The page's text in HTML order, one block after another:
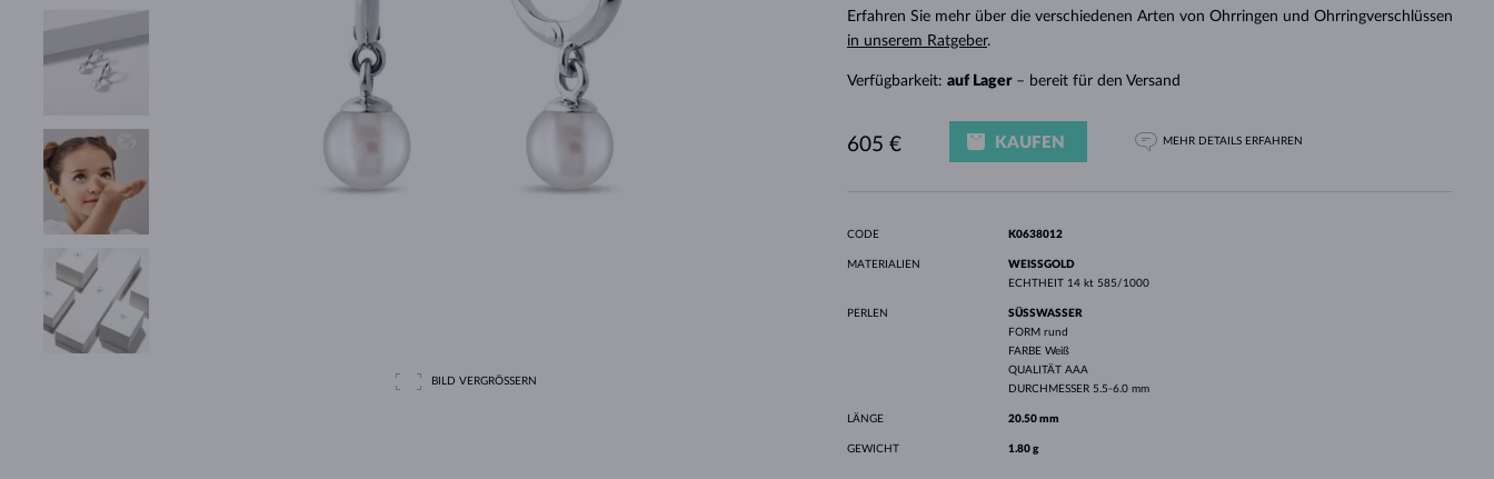
HALO-DESIGN
ORIGINELLE SETS
AMETHYSTE
EINZELOHRRINGE WEISSGOLD
GELBGOLD
ROSÉGOLD
EDELSTEINE ROSÉGOLD
MAGNETISCHE HALSKETTEN
SÜSSWASSERPERLEN
LÜNETTENFASSUNG WEISSGOLD
ROSÉGOLD
GRAVIERBARER SCHMUCK
LETNÍ VRSTVENÍ
FÜR DIE MUTTER GESCHENKIDEEN
BILD VERGRÖSSERN
Erfahren Sie mehr über die verschiedenen Arten von Ohrringen und Ohrringverschlüssen
in unserem Ratgeber.
Verfügbarkeit: auf Lager– bereit für den Versand
605 € KAUFEN MEHR DETAILS ERFAHREN
CODE K0638012
MATERIALIEN
WEISSGOLD
ECHTHEIT 14 kt 585/1000
PERLEN
SÜSSWASSER
FORM rund
FARBE Weiß
QUALITÄT AAA
DURCHMESSER 5.5-6.0 mm
LÄNGE 20.50 mm
GEWICHT 1.80 g